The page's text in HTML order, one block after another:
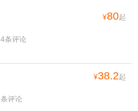
¥80起
条评论
¥38.2起
评论